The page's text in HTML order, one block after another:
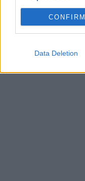
CONFIRM
Data Deletion